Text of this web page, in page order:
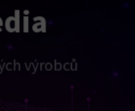
výrobců